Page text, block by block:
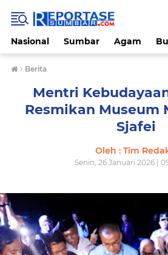
Nasional Sumbar Agam
› Berita
Mentri
Resmikan Museum
Sjafei
Oleh : Tim
Senin, 26 Januari 2026 |